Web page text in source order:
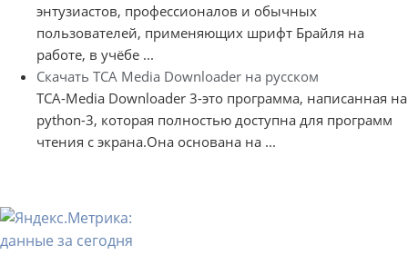
энтузиастов, профессионалов и обычных
пользователей, применяющих шрифт Брайля на
работе, в учёбе ...
Скачать TCA Media Downloader на русском
TCA-Media Downloader 3-это программа, написанная на
python-3, которая полностью доступна для программ
чтения с экрана.Она основана на ...